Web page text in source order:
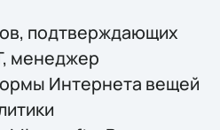
подтверждающих
менеджер
Интернета вещей